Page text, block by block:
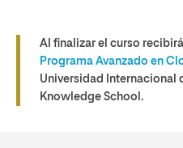
Al finalizar el curso
Programa Avanzado en
Universidad Internacional
Knowledge School.